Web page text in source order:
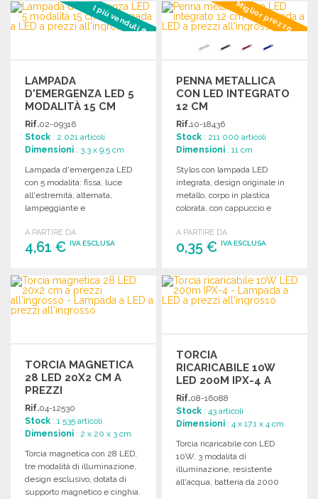
ORDINARE
Richiedi un preventivo
ORDINARE
Richiedi un preventivo
I più venduti #3
LAMPADA
D'EMERGENZA LED 5
MODALITÀ 15 CM
Rif.02-09316
Stock : 2 021 articoli
Dimensioni : 3.3 x 9.5 cm
Lampada d'emergenza LED
con 5 modalità: fissa, luce
all'estremità, alternata,
lampeggiante e
magnete e ganci posteriori.
A PARTIRE DA
4,61 € IVA ESCLUSA
ORDINARE
Richiedi un preventivo
Miglior prezzo
PENNA METALLICA
CON LED INTEGRATO
12 CM
Rif.10-18436
Stock : 211 000 articoli
Dimensioni : 11 cm
Stylos con lampada LED
integrata, design originale in
metallo, corpo in plastica
colorata, con cappuccio e
A PARTIRE DA
0,35 €IVA ESCLUSA
ORDINARE
Richiedi un preventivo
TORCIA MAGNETICA
28 LED 20X2 CM A
PREZZI
ALL'INGROSSO
Rif.04-12530
Stock : 1 535 articoli
Dimensioni : 2 x 20 x 3 cm
Torcia magnetica con 28 LED,
tre modalità di illuminazione,
design esclusivo, dotata di
supporto magnetico e cinghia.
TORCIA
RICARICABILE 10W
LED 200M IPX-4 A
PREZZI
ALL'INGROSSO
Rif.08-16088
Stock : 43 articoli
Dimensioni : 4 x 17.1 x 4 cm
Torcia ricaricabile con LED
10W, 3 modalità di
illuminazione, resistente
all'acqua, batteria da 2000